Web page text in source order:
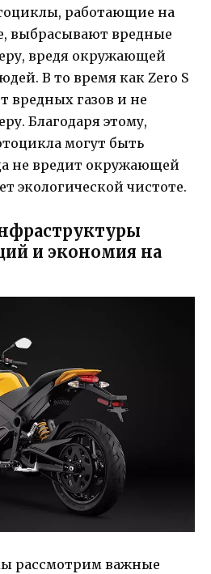
работающие на
выбрасывают вредные
вредя окружающей
В то время как Zero S
вредных газов и не
Благодаря этому,
могут быть
не вредит окружающей
экологической чистоте.
и экономия на
рассмотрим важные